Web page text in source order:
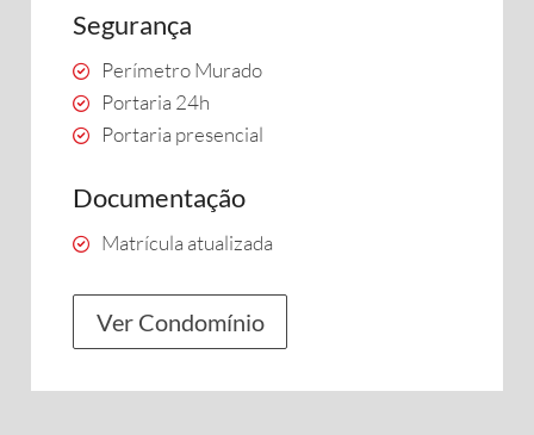
Segurança
Perímetro Murado
Portaria 24h
Portaria presencial
Documentação
Matrícula atualizada
Ver Condomínio